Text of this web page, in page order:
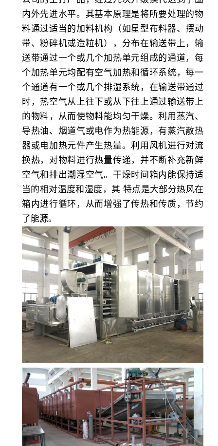
内外先进水平。其基本原理是将所要处理的物
料通过适当的加料机构（如星型布料器、摆动
带、粉碎机或造粒机），分布在输送带上，输
送带通过一个或几个加热单元组成的通道，每
个加热单元均配有空气加热和循环系统，每一
个通道有一个或几个排湿系统，在输送带通过
时，热空气从上往下或从下往上通过输送带上
的物料，从而使物料能均匀干燥。利用蒸汽、
导热油、烟道气或电作为热能源，有蒸汽散热
器或电加热元件产生热量。利用风机进行对流
换热，对物料进行热量传递，并不断补充新鲜
空气和排出潮湿空气。干燥时间箱内能保持适
当的相对温度和湿度，其 特点是大部分热风在
箱内进行循环，从而增强了传热和传质，节约
了能源。